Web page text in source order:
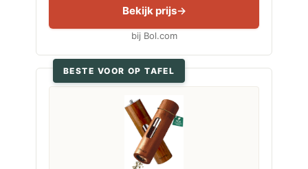
Bekijk prijs
bij Bol.com
BESTE VOOR OP TAFEL